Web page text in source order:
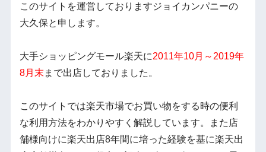
このサイトを運営しておりますジョイカンパニーの
大久保と申します。
大手ショッピングモール楽天に2011年10月～2019年
8月末 まで出店しておりました。
このサイトでは楽天市場でお買い物をする時の便利
な利用方法をわかりやすく解説しています。また店
舗様向けに楽天出店8年間に培った経験を基に楽天出